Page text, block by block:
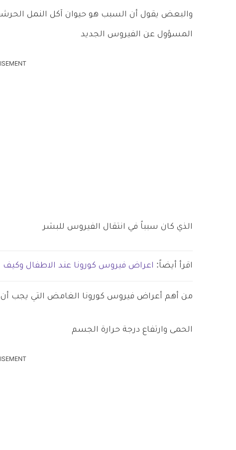
والبعض يقول أن السبب هو حيوان آكل النمل
المسؤول عن الفيروس الجديد
الذي كان سبباً في انتقال الفيروس للبشر
اقرأ أيضاً: اعراض فيروس كورونا عند الاطفال
من أهم أعراض فيروس كورونا الغامض التي يجب أن
الحمى وارتفاع درجة حرارة الجسم